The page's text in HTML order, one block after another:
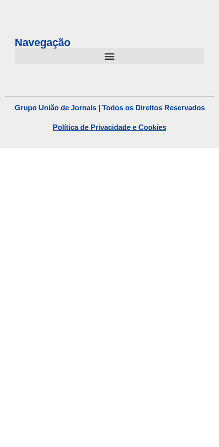
Navegação
Grupo União de Jornais | Todos os Direitos Reservados
Política de Privacidade e Cookies